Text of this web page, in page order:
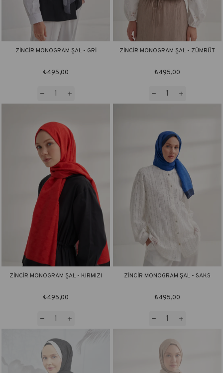
ZİNCİR MONOGRAM ŞAL - GRİ
₺495,00
ZİNCİR MONOGRAM ŞAL - ZÜMRÜT
₺495,00
ZİNCİR MONOGRAM ŞAL - KIRMIZI
₺495,00
ZİNCİR MONOGRAM ŞAL - SAKS
₺495,00